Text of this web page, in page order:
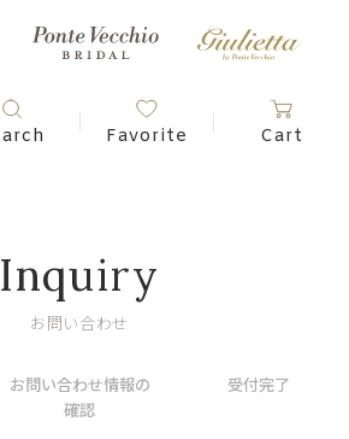
Inquiry
お問い合わせ
お問い合わせ情報の
確認
受付完了